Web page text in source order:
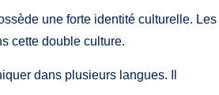
une forte identité culturelle. Les
cette double culture.
dans plusieurs langues. Il